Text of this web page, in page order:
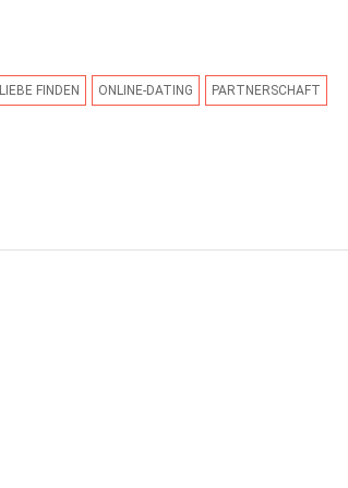
LIEBE FINDEN ONLINE-DATING PARTNERSCHAFT